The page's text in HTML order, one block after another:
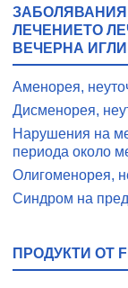
ЛЕЧЕНИЕТО
ВЕЧЕРНА
Аменорея,
Дисменорея,
Нарушения на
периода около
Олигоменорея,
Синдром на
ПРОДУКТИ ОТ